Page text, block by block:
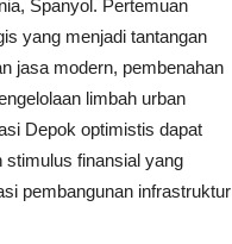
Spanyol. Pertemuan
yang menjadi tantangan
jasa modern, pembenahan
limbah urban
Depok optimistis dapat
finansial yang
pembangunan infrastruktur